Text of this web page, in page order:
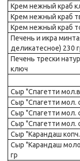
Крем нежный краб
Крем нежный краб
Крем нежный краб
Печень и икра
деликатесное) 230
Печень трески
ключ
Сыр "Спагетти
Сыр "Спагетти мол.
Сыр "Спагетти мол.
Сыр "Спагетти мол.
Сыр "Карандаш
Сыр "Карандаш
гр